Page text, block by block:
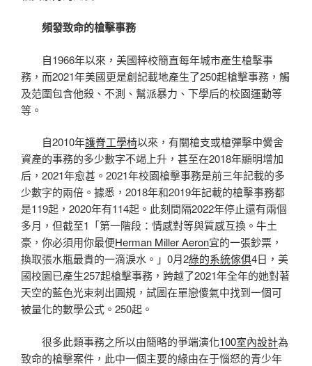
頻發致命的槍擊事務
自1966年以來，美國粹校簡直每年城市產生槍擊事
務，而2021年美國更是創記載地產生了250起槍擊事務，觸
及范圍包含他殺、不測、幫派暴力、下學后的校園運動等
等。
自2010年護脊工學椅以來，有關槍支或槍彈擊中黌舍
資產的事務的多少數字不竭上升，甚至在2018年顯明增加
后，2021年愈甚。2021年校園槍擊事務是前三年記載的多
少數字的兩倍。據悉，2018年和2019年記載的槍擊事務都
是119起，2020年有114起。此刻間隔2022年停止還有兩個
多月，但截至1「第一階段：情感對等與質感互換。牛土
豪，你必須用你最便Herman Miller Aeron宜的一張鈔票，
換取張水瓶最貴的一滴淚水。」0月2綠的系統傢俱4日，美
國校園已產生257起槍擊事務，跨越了2021年全年的她對著
天空的藍色光束刺出圓規，試圖在單戀傻氣中找到一個可
被量化的數學公式。250起。
很多此類事務之所以由簡略的爭端演化100室內設計為
致命的槍擊案件，此中一個主要的緣由在于惱怒的青少年